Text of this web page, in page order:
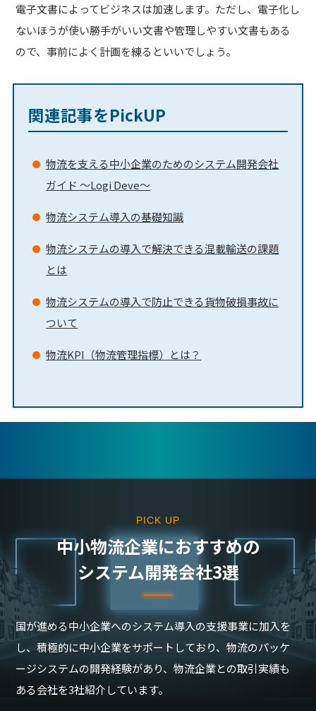
電子文書によってビジネスは加速します。ただし、電子化し
ないほうが使い勝手がいい文書や管理しやすい文書もある
ので、事前によく計画を練るといいでしょう。
関連記事をPickUP
物流を支える中小企業のためのシステム開発会社
ガイド ～Logi Deve～
物流システム導入の基礎知識
物流システムの導入で解決できる混載輸送の課題
とは
物流システムの導入で防止できる貨物破損事故に
ついて
物流KPI（物流管理指標）とは？
PICK UP
中⼩物流企業におすすめの
システム開発会社3選
国が進める中小企業へのシステム導入の支援事業に加入を
し、積極的に中小企業をサポートしており、物流のパッケ
ージシステムの開発経験があり、物流企業との取引実績も
ある会社を3社紹介しています。